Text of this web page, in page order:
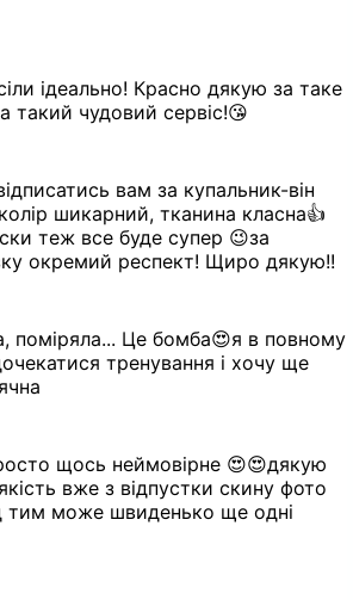
ідеально! Красно дякую за таке
такий чудовий сервіс!😘
вам за купальник-він
шикарний, тканина класна👍
теж все буде супер 😉за
окремий респект! Щиро дякую!!
поміряла... Це бомба😍я в повному
тренування і хочу ще
щось неймовірне 😍😍дякую
вже з відпустки скину фото
тим може швиденько ще одні